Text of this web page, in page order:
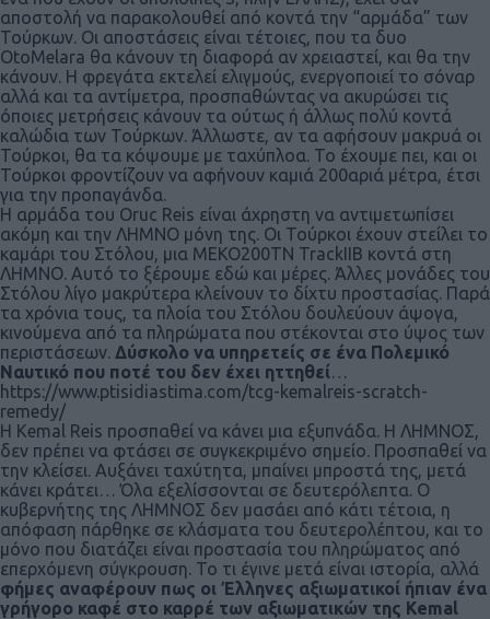
αποστολή να παρακολουθεί από κοντά την “αρμάδα” των
Τούρκων. Οι αποστάσεις είναι τέτοιες, που τα δυο
OtoMelara θα κάνουν τη διαφορά αν χρειαστεί, και θα την
κάνουν. Η φρεγάτα εκτελεί ελιγμούς, ενεργοποιεί το σόναρ
αλλά και τα αντίμετρα, προσπαθώντας να ακυρώσει τις
όποιες μετρήσεις κάνουν τα ούτως ή άλλως πολύ κοντά
καλώδια των Τούρκων. Άλλωστε, αν τα αφήσουν μακρυά οι
Τούρκοι, θα τα κόψουμε με ταχύπλοα. Το έχουμε πει, και οι
Τούρκοι φροντίζουν να αφήνουν καμιά 200αριά μέτρα, έτσι
για την προπαγάνδα.
Η αρμάδα του Oruc Reis είναι άχρηστη να αντιμετωπίσει
ακόμη και την ΛΗΜΝΟ μόνη της. Οι Τούρκοι έχουν στείλει το
καμάρι του Στόλου, μια MEKO200TN TrackIIB κοντά στη
ΛΗΜΝΟ. Αυτό το ξέρουμε εδώ και μέρες. Άλλες μονάδες του
Στόλου λίγο μακρύτερα κλείνουν το δίχτυ προστασίας. Παρά
τα χρόνια τους, τα πλοία του Στόλου δουλεύουν άψογα,
κινούμενα από τα πληρώματα που στέκονται στο ύψος των
περιστάσεων. Δύσκολο να υπηρετείς σε ένα Πολεμικό
Ναυτικό που ποτέ του δεν έχει ηττηθεί…
https://www.ptisidiastima.com/tcg-kemalreis-scratch-
remedy/
Η Kemal Reis προσπαθεί να κάνει μια εξυπνάδα. Η ΛΗΜΝΟΣ,
δεν πρέπει να φτάσει σε συγκεκριμένο σημείο. Προσπαθεί να
την κλείσει. Αυξάνει ταχύτητα, μπαίνει μπροστά της, μετά
κάνει κράτει… Όλα εξελίσσονται σε δευτερόλεπτα. Ο
κυβερνήτης της ΛΗΜΝΟΣ δεν μασάει από κάτι τέτοια, η
απόφαση πάρθηκε σε κλάσματα του δευτερολέπτου, και το
μόνο που διατάζει είναι προστασία του πληρώματος από
επερχόμενη σύγκρουση. Το τι έγινε μετά είναι ιστορία, αλλά
φήμες αναφέρουν πως οι Έλληνες αξιωματικοί ήπιαν ένα
γρήγορο καφέ στο καρρέ των αξιωματικών της Kemal